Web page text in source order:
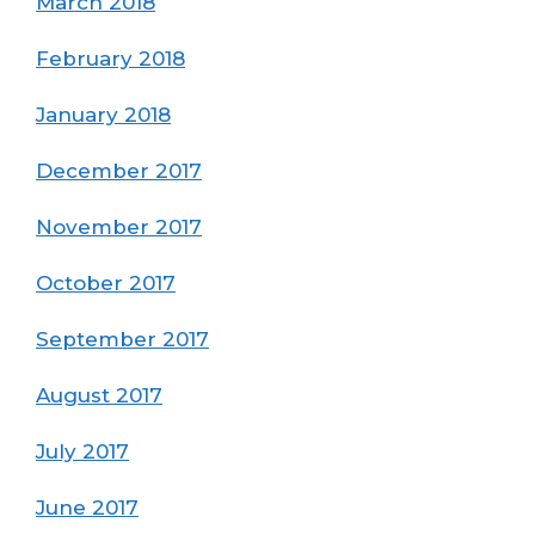
February 2018
January 2018
December 2017
November 2017
October 2017
September 2017
August 2017
July 2017
June 2017